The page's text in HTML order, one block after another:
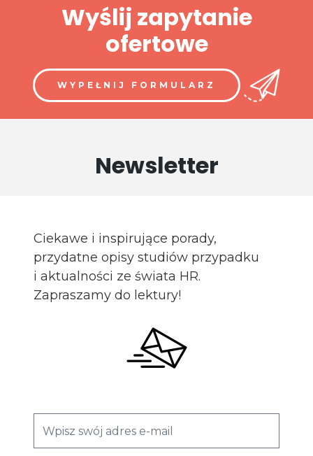
Wyślij zapytanie
ofertowe
WYPEŁNIJ FORMULARZ
Newsletter
Ciekawe i inspirujące porady,
przydatne opisy studiów przypadku
i aktualności ze świata HR.
Zapraszamy do lektury!